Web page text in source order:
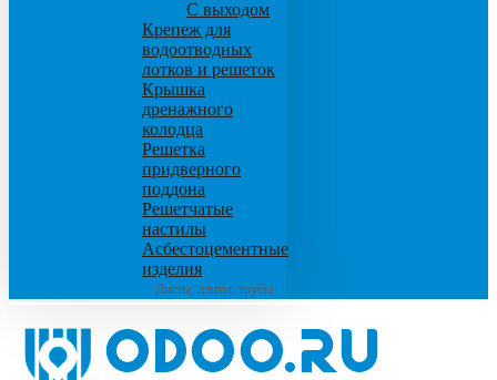
С выходом
Крепеж для
водоотводных
лотков и решеток
Крышка
дренажного
колодца
Решетка
придверного
поддона
Решетчатые
настилы
Асбестоцементные
изделия
Листы, плиты, трубы